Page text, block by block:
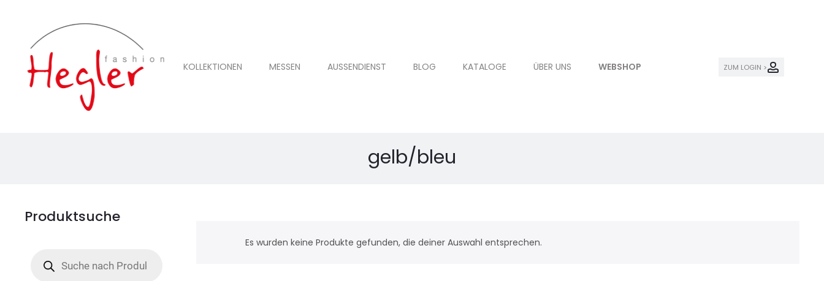
KOLLEKTIONEN MESSEN AUSSENDIENST BLOG KATALOGE ÜBER UNS WEBSHOP ZUM LOGIN >
gelb/bleu
Es wurden keine Produkte gefunden, die deiner Auswahl entsprechen.
Produktsuche
search